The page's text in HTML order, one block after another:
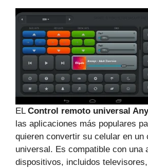
EL Control remoto universal
las aplicaciones más populares
quieren convertir su celular en un
universal. Es compatible con una
dispositivos, incluidos